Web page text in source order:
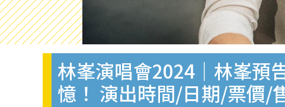
林峯演唱會2024｜林峯預
憶！ 演出時間/日期/票價/